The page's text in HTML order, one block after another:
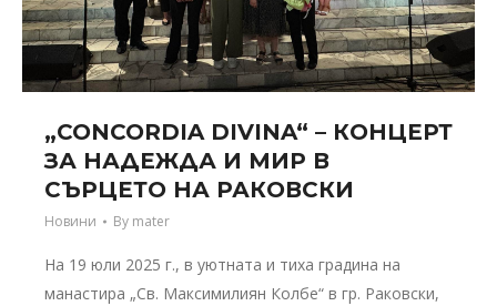
„CONCORDIA DIVINA“ – КОНЦЕРТ
ЗА НАДЕЖДА И МИР В
СЪРЦЕТО НА РАКОВСКИ
Новини By mater
На 19 юли 2025 г., в уютната и тиха градина на
манастира „Св. Максимилиян Колбе“ в гр. Раковски,